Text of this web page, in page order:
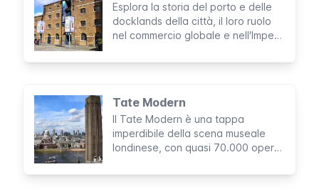
Esplora la storia del porto e delle
docklands della città, il loro ruolo
nel commercio globale e nell'Impero
Docklands
Tate Modern
Il Tate Modern è una tappa
imperdibile della scena museale
londinese, con quasi 70.000 opere